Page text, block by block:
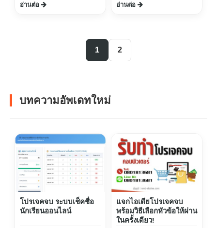
อ่านต่อ
อ่านต่อ
1 2
บทความอัพเดทใหม่
โปรเจคจบ ระบบเช็คชื่อ
นักเรียนออนไลน์
แจกไอเดียโปรเจคจบ
พร้อมวิธีเลือกหัวข้อให้ผ่าน
ในครั้งเดียว!